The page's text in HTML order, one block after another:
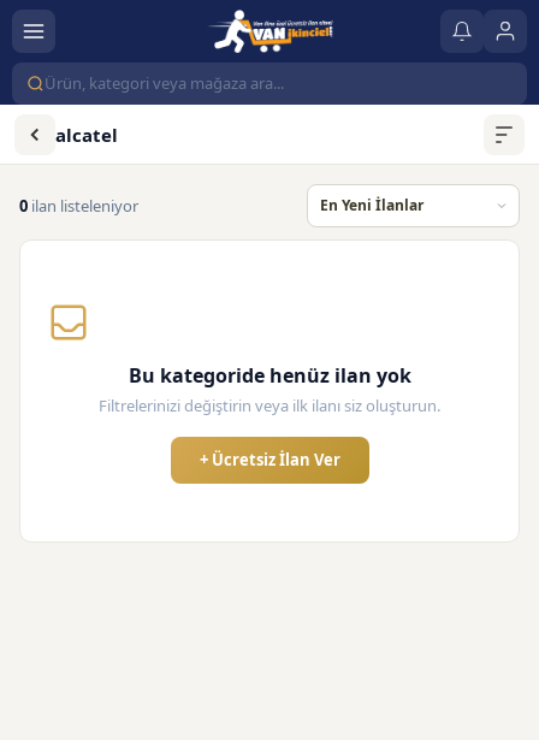
alcatel
0 ilan listeleniyor
Bu kategoride henüz ilan yok
Filtrelerinizi değiştirin veya ilk ilanı siz oluşturun.
+ Ücretsiz İlan Ver